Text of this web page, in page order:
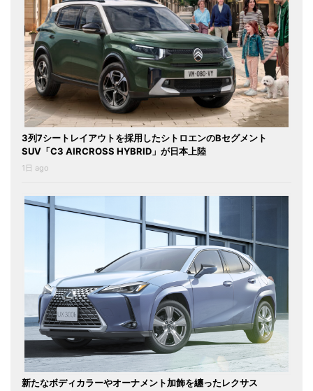
3列7シートレイアウトを採用したシトロエンのBセグメント
SUV「C3 AIRCROSS HYBRID」が日本上陸
1日 ago
新たなボディカラーやオーナメント加飾を纏ったレクサス